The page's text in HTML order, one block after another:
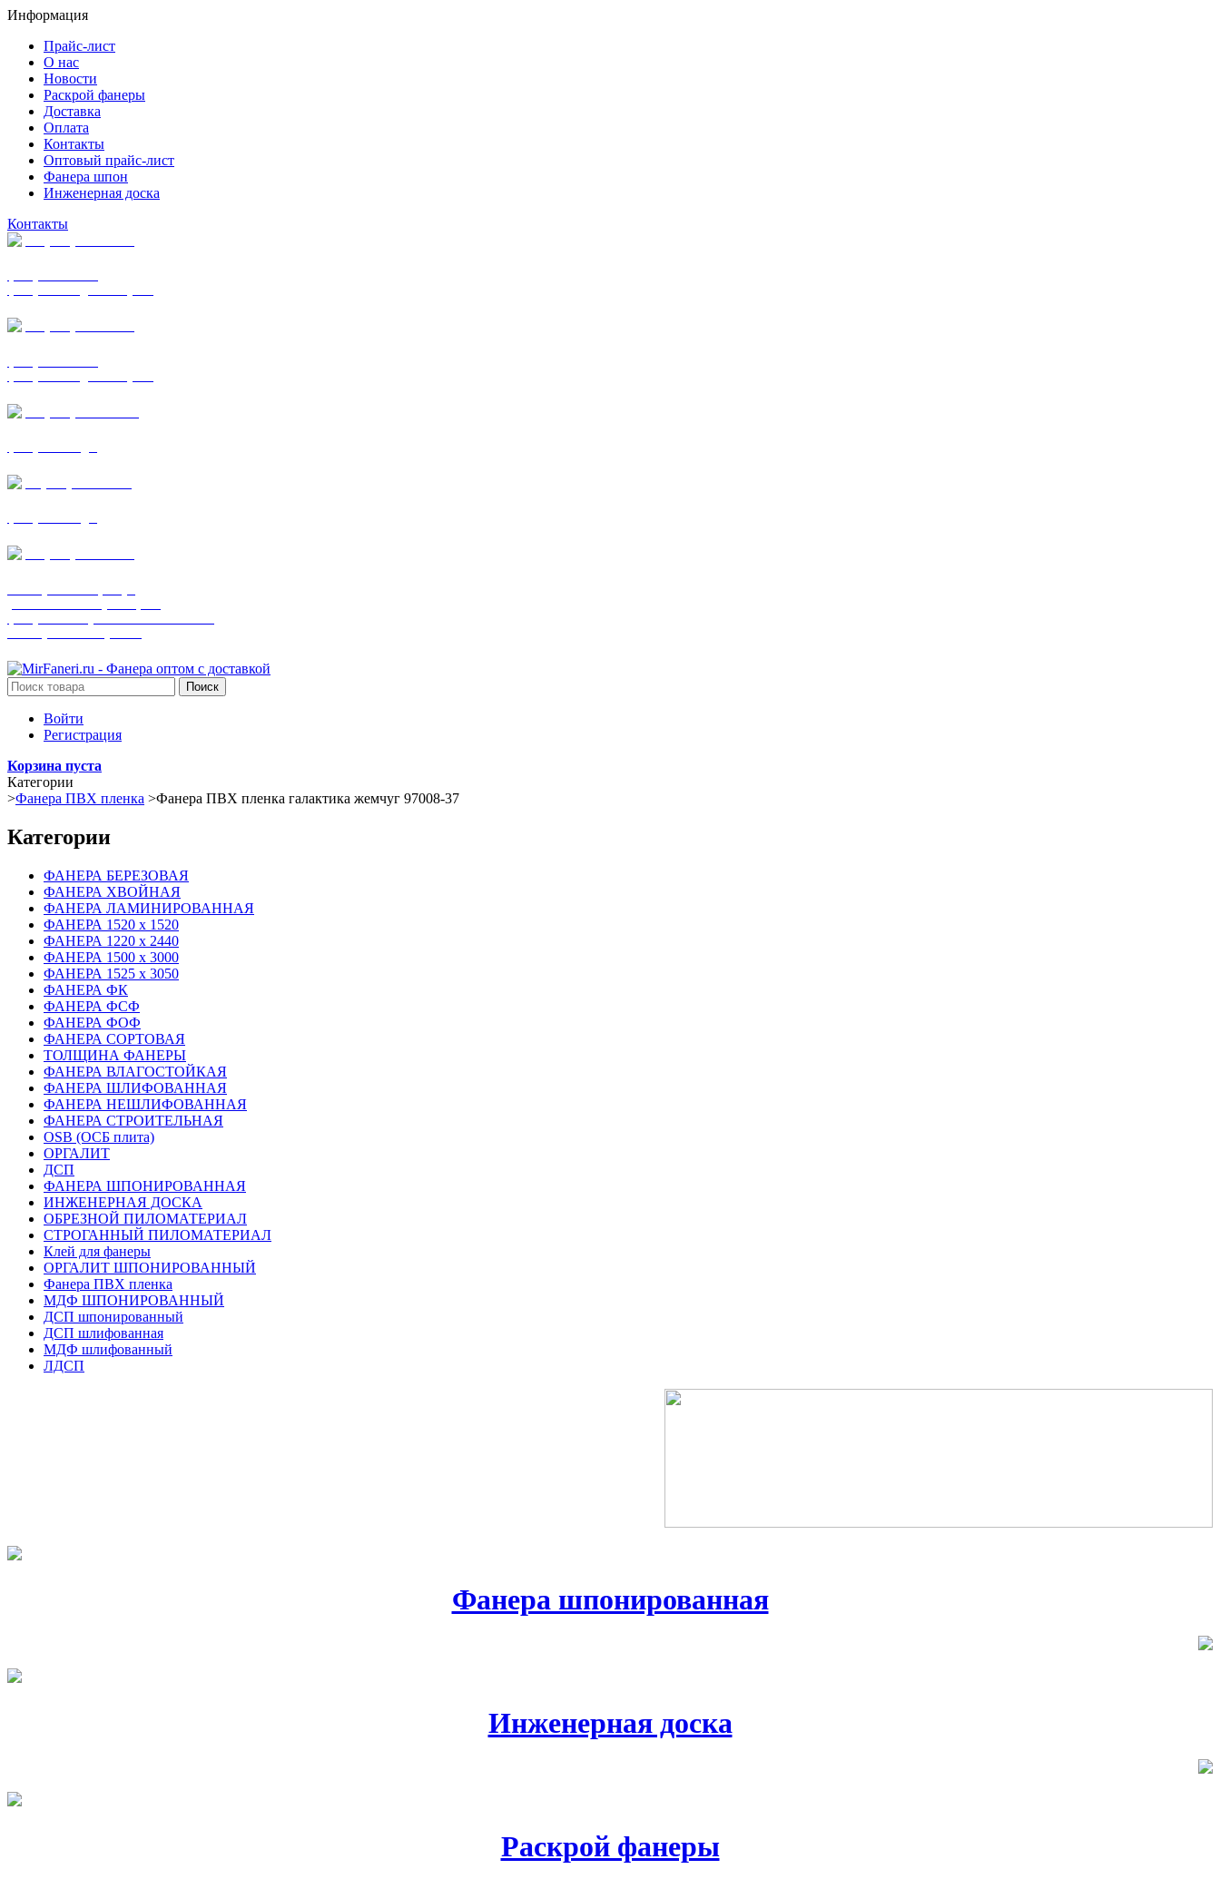
Информация
Прайс-лист
О нас
Новости
Раскрой фанеры
Доставка
Оплата
Контакты
Оптовый прайс-лист
Фанера шпон
Инженерная доска
Контакты
Поиск
Войти
Регистрация
Корзина пуста
Категории
>Фанера ПВХ пленка >Фанера ПВХ пленка галактика жемчуг 97008-37
Категории
ФАНЕРА БЕРЕЗОВАЯ
ФАНЕРА ХВОЙНАЯ
ФАНЕРА ЛАМИНИРОВАННАЯ
ФАНЕРА 1520 х 1520
ФАНЕРА 1220 х 2440
ФАНЕРА 1500 х 3000
ФАНЕРА 1525 х 3050
ФАНЕРА ФК
ФАНЕРА ФСФ
ФАНЕРА ФОФ
ФАНЕРА СОРТОВАЯ
ТОЛЩИНА ФАНЕРЫ
ФАНЕРА ВЛАГОСТОЙКАЯ
ФАНЕРА ШЛИФОВАННАЯ
ФАНЕРА НЕШЛИФОВАННАЯ
ФАНЕРА СТРОИТЕЛЬНАЯ
OSB (ОСБ плита)
ОРГАЛИТ
ДСП
ФАНЕРА ШПОНИРОВАННАЯ
ИНЖЕНЕРНАЯ ДОСКА
ОБРЕЗНОЙ ПИЛОМАТЕРИАЛ
СТРОГАННЫЙ ПИЛОМАТЕРИАЛ
Клей для фанеры
ОРГАЛИТ ШПОНИРОВАННЫЙ
Фанера ПВХ пленка
МДФ ШПОНИРОВАННЫЙ
ДСП шпонированный
ДСП шлифованная
МДФ шлифованный
ЛДСП
Фанера шпонированная
Инженерная доска
Раскрой фанеры